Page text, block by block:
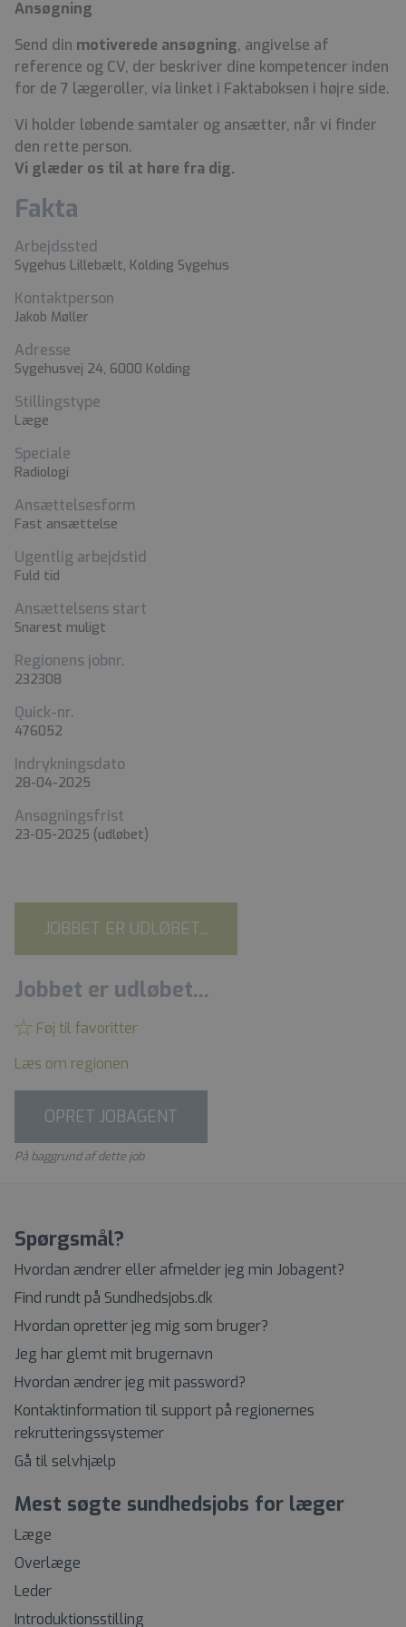
Ansøgning
Send din motiverede ansøgning, angivelse af
reference og CV, der beskriver dine kompetencer inden
for de 7 lægeroller, via linket i Faktaboksen i højre side.
Vi holder løbende samtaler og ansætter, når vi finder
den rette person.
Vi glæder os til at høre fra dig.
Fakta
Arbejdssted
Sygehus Lillebælt, Kolding Sygehus
Kontaktperson
Jakob Møller
Adresse
Sygehusvej 24, 6000 Kolding
Stillingstype
Læge
Speciale
Radiologi
Ansættelsesform
Fast ansættelse
Ugentlig arbejdstid
Fuld tid
Ansættelsens start
Snarest muligt
Regionens jobnr.
232308
Quick-nr.
476052
Indrykningsdato
28-04-2025
Ansøgningsfrist
23-05-2025 (udløbet)
JOBBET ER UDLØBET...
Jobbet er udløbet...
Føj til favoritter
Læs om regionen
OPRET JOBAGENT
På baggrund af dette job
Spørgsmål?
Hvordan ændrer eller afmelder jeg min Jobagent?
Find rundt på Sundhedsjobs.dk
Hvordan opretter jeg mig som bruger?
Jeg har glemt mit brugernavn
Hvordan ændrer jeg mit password?
Kontaktinformation til support på regionernes
rekrutteringssystemer
Gå til selvhjælp
Mest søgte sundhedsjobs for læger
Læge
Overlæge
Leder
Introduktionsstilling